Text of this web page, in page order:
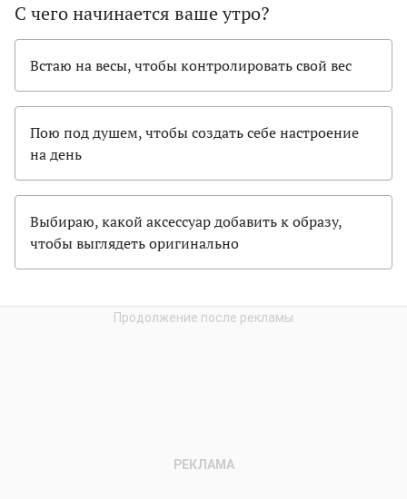
С чего начинается ваше утро?
Встаю на весы, чтобы контролировать свой вес
Пою под душем, чтобы создать себе настроение
на день
Выбираю, какой аксессуар добавить к образу,
чтобы выглядеть оригинально